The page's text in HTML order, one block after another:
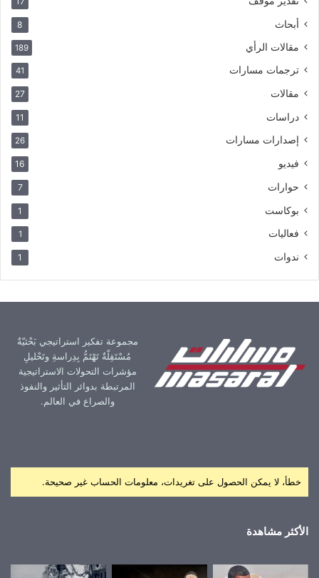
أبحاث 8
مقالات الرأي 189
ترجمات مسارات 41
مقالات 27
دراسات 11
إصدارات مسارات 26
فيديو 16
حوارات 7
بوكاست 1
فعاليات 1
ندوات 1
مجموعة تفكير استراتيجي بَحْثيّةٌ
مُسْتَقِلّةٌ تَهْتَمُّ بِدِراسةِ وتَحْليلِ
مؤشرات التحولات الاستراتيجية
المرتبطة بدوائر التأثير والنفوذ
والصراع في العالم.
خطأ، لا يمكن الحصول على تغريدات، معلومات الحساب غير صحيحة.
الأكثر مشاهدة